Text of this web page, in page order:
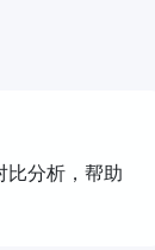
比分析，帮助